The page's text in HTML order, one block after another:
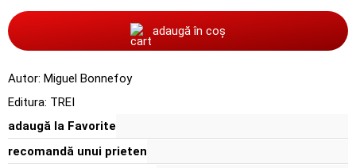
adaugă în coș
Autor: Miguel Bonnefoy
Editura: TREI
adaugă la Favorite
recomandă unui prieten